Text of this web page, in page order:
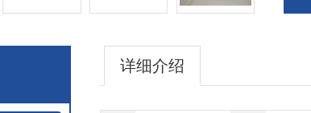
详细介绍